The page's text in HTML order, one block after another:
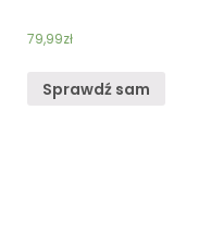
79,99zł
Sprawdź sam